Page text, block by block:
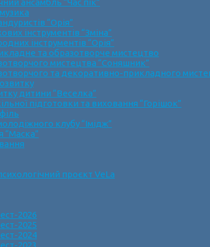
ансамбль “Час пік”
“Орія”
інструментів “Зміна”
інструментів “Орія”
та образотворче мистецтво
мистецтва “Соняшник”
та декоративно-прикладного
дитини “Веселка”
підготовки та виховання “Горішок”
клубу “Імідж”
“Маска”
проєкт VeLa
2026
2025
2024
2023